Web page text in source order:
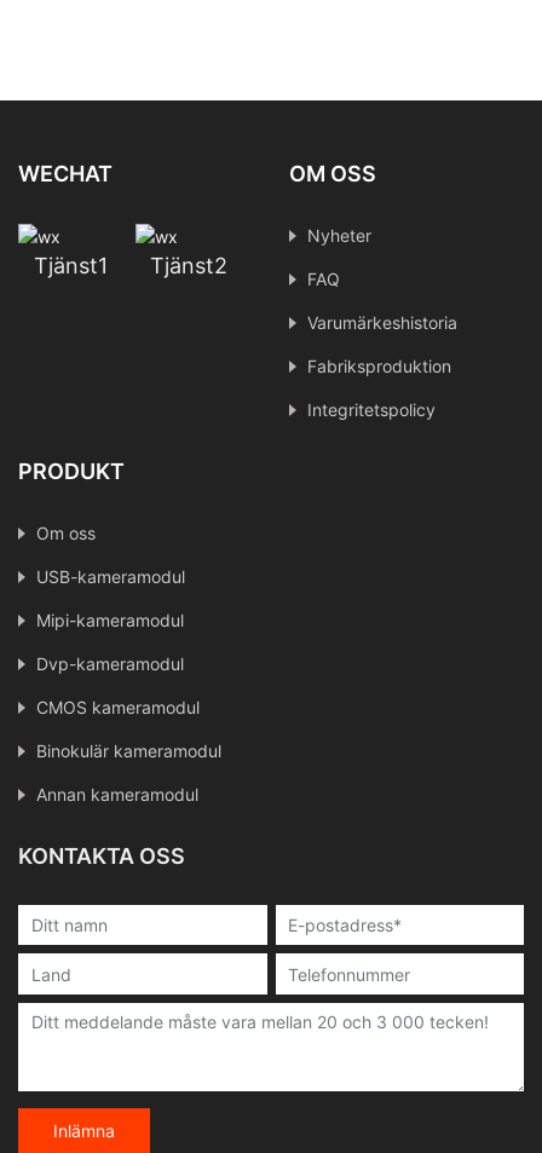
WECHAT
Tjänst1 Tjänst2
OM OSS
Nyheter
FAQ
Varumärkeshistoria
Fabriksproduktion
Integritetspolicy
PRODUKT
Om oss
USB-kameramodul
Mipi-kameramodul
Dvp-kameramodul
CMOS kameramodul
Binokulär kameramodul
Annan kameramodul
KONTAKTA OSS
Inlämna